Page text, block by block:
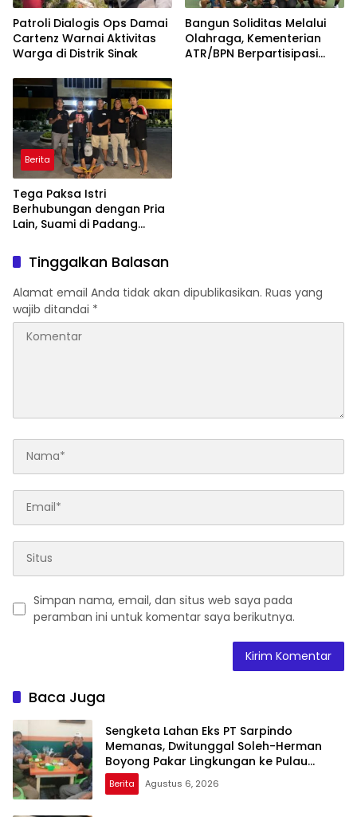
Patroli Dialogis Ops Damai
Cartenz Warnai Aktivitas
Warga di Distrik Sinak
Bangun Soliditas Melalui
Olahraga, Kementerian
ATR/BPN Berpartisipasi
Berita
Tega Paksa Istri
Berhubungan dengan Pria
Lain, Suami di Padang
Tinggalkan Balasan
Alamat email Anda tidak akan dipublikasikan. Ruas yang
wajib ditandai *
Simpan nama, email, dan situs web saya pada
peramban ini untuk komentar saya berikutnya.
Baca Juga
Sengketa Lahan Eks PT Sarpindo
Memanas, Dwitunggal Soleh-Herman
Boyong Pakar Lingkungan ke Pulau
Rupat
Berita Agustus 6, 2026